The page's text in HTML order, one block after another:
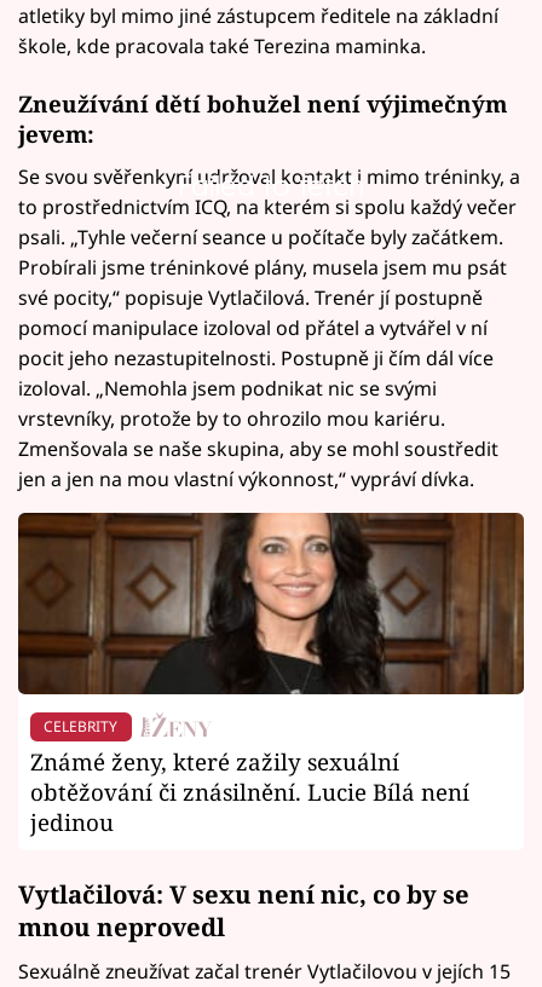
atletiky byl mimo jiné zástupcem ředitele na základní
škole, kde pracovala také Terezina maminka.
Zneužívání dětí bohužel není výjimečným
jevem:
Failed to fetch
Se svou svěřenkyní udržoval kontakt i mimo tréninky, a
to prostřednictvím ICQ, na kterém si spolu každý večer
psali. „Tyhle večerní seance u počítače byly začátkem.
Probírali jsme tréninkové plány, musela jsem mu psát
své pocity,“ popisuje Vytlačilová. Trenér jí postupně
pomocí manipulace izoloval od přátel a vytvářel v ní
pocit jeho nezastupitelnosti. Postupně ji čím dál více
izoloval. „Nemohla jsem podnikat nic se svými
vrstevníky, protože by to ohrozilo mou kariéru.
Zmenšovala se naše skupina, aby se mohl soustředit
jen a jen na mou vlastní výkonnost,“ vypráví dívka.
CELEBRITY
Známé ženy, které zažily sexuální
obtěžování či znásilnění. Lucie Bílá není
jedinou
Vytlačilová: V sexu není nic, co by se
mnou neprovedl
Sexuálně zneužívat začal trenér Vytlačilovou v jejích 15